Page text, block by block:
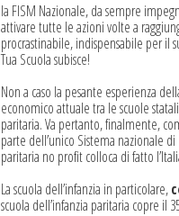
la FISM Nazionale, da sempre
attivare tutte le azioni volte a
procrastinabile, indispensabile per il
Tua Scuola subisce!
Non a caso la pesante esperienza
economico attuale tra le scuole
paritaria. Va pertanto, finalmente,
parte dell’unico Sistema nazionale
paritaria no profit colloca di fatto
La scuola dell’infanzia in particolare,
scuola dell’infanzia paritaria copre il